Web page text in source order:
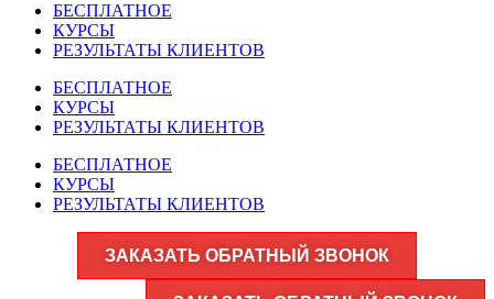
БЕСПЛАТНОЕ
КУРСЫ
РЕЗУЛЬТАТЫ КЛИЕНТОВ
БЕСПЛАТНОЕ
КУРСЫ
РЕЗУЛЬТАТЫ КЛИЕНТОВ
БЕСПЛАТНОЕ
КУРСЫ
РЕЗУЛЬТАТЫ КЛИЕНТОВ
ЗАКАЗАТЬ ОБРАТНЫЙ ЗВОНОК